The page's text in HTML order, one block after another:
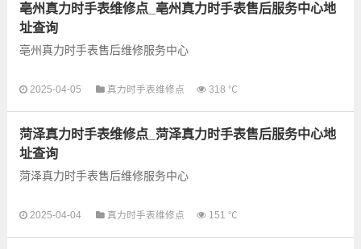
亳州真力时手表维修点_亳州真力时手表售后服务中心地
址查询
亳州真力时手表售后维修服务中心
以下是古锋网为您整理的亳州真力时手表售后服务网点和优质维
2025-04-05 真力时手表维修点 318 ℃
菏泽真力时手表维修点_菏泽真力时手表售后服务中心地
址查询
菏泽真力时手表售后维修服务中心
以下是古锋网为您整理的菏泽真力时手表售后服务网点和优质维
2025-04-04 真力时手表维修点 151 ℃